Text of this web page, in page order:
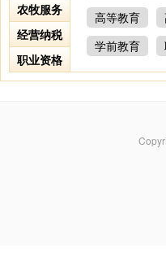
农牧服务
经营纳税
职业资格
高等教育
学前教育